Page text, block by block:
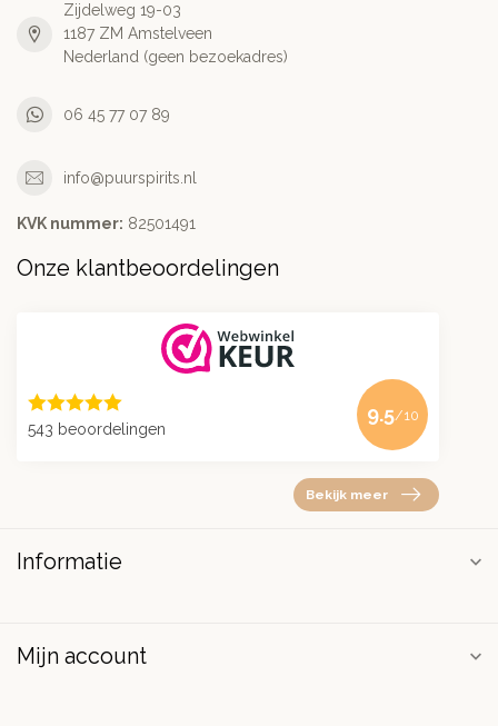
Zijdelweg 19-03
1187 ZM Amstelveen
Nederland (geen bezoekadres)
06 45 77 07 89
info@puurspirits.nl
KVK nummer: 82501491
Onze klantbeoordelingen
543 beoordelingen
9.5/10
Bekijk meer
Informatie
Mijn account